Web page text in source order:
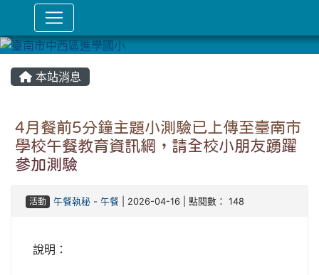
本站消息
4月餐前5分鐘主題小測驗已上傳至臺南市
學校午餐教育資訊網，請全校小朋友踴躍
參加測驗
活動 午餐執秘- 午餐| 2026-04-16 | 點閱數： 148
說明：